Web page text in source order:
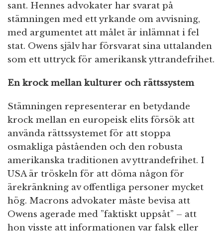
sant. Hennes advokater har svarat på
stämningen med ett yrkande om avvisning,
med argumentet att målet är inlämnat i fel
stat. Owens själv har försvarat sina uttalanden
som ett uttryck för amerikansk yttrandefrihet.
En krock mellan kulturer och rättssystem
Stämningen representerar en betydande
krock mellan en europeisk elits försök att
använda rättssystemet för att stoppa
osmakliga påståenden och den robusta
amerikanska traditionen av yttrandefrihet. I
USA är tröskeln för att döma någon för
ärekränkning av offentliga personer mycket
hög. Macrons advokater måste bevisa att
Owens agerade med ”faktiskt uppsåt” – att
hon visste att informationen var falsk eller